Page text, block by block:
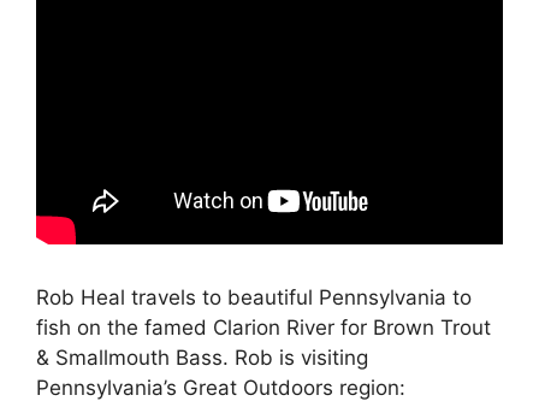
Rob Heal travels to beautiful Pennsylvania to
fish on the famed Clarion River for Brown Trout
& Smallmouth Bass. Rob is visiting
Pennsylvania’s Great Outdoors region: